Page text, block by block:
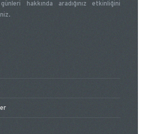
hakkında aradığınız etkinliğini